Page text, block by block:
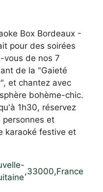
Box Bordeaux -
pour des soirées
vous de nos 7
de la "Gaieté
et chantez avec
bohème-chic.
1h30, réservez
personnes et
karaoké festive et
,33000,France